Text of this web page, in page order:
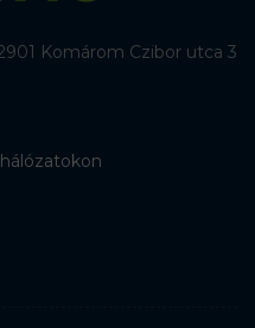
Komárom Czibor utca 3